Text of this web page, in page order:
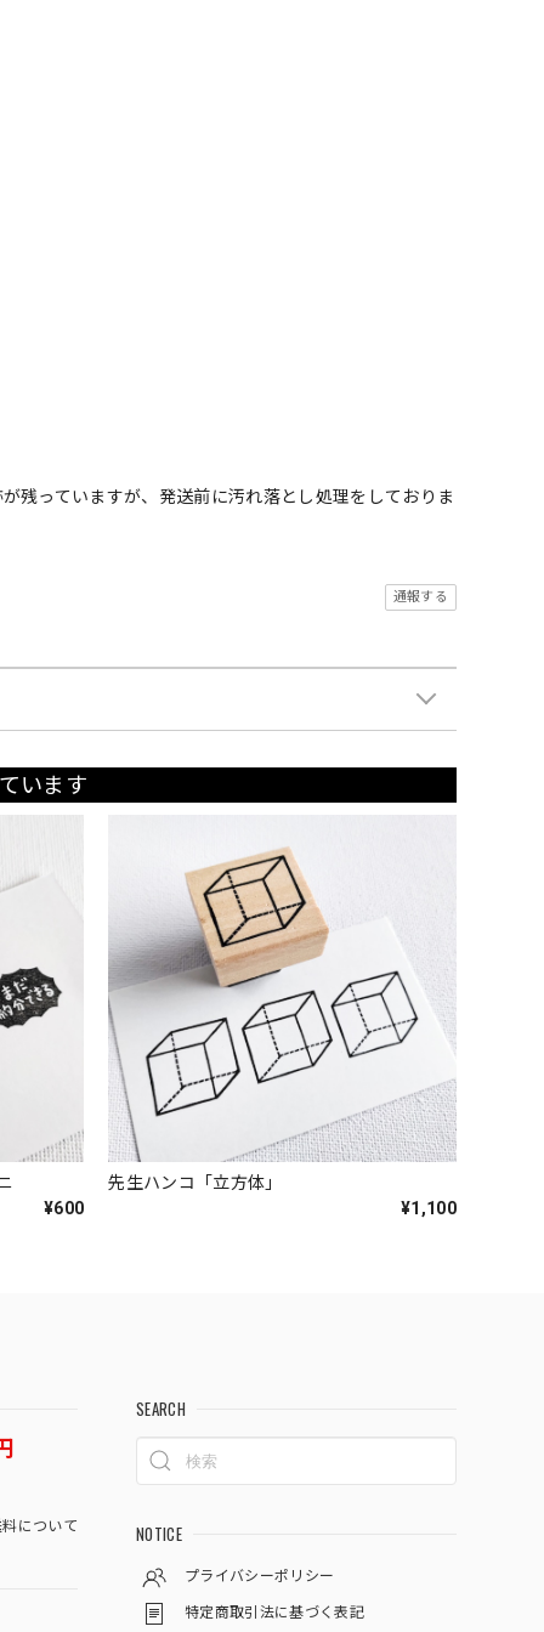
残っていますが、発送前に汚れ落とし処理をしておりま
通報する
います
¥600
先生ハンコ「立方体」
¥1,100
について
SEARCH
NOTICE
プライバシーポリシー
特定商取引法に基づく表記